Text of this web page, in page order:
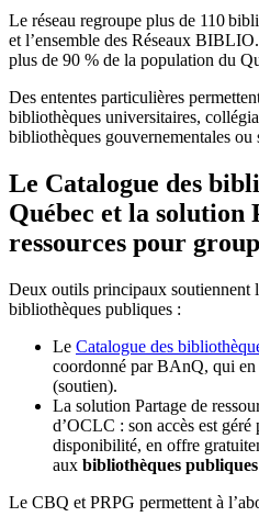
Le réseau regroupe plus de 110
et l’ensemble des Réseaux
plus de 90 % de la population du
Des ententes particulières
bibliothèques universitaires,
bibliothèques gouvernementales ou
Le Catalogue des
Québec et la solution
ressources pour
Deux outils principaux soutiennent
bibliothèques publiques :
Le Catalogue des
coordonné par BAnQ, qui en
(soutien).
La solution Partage de
d’OCLC : son accès est
disponibilité, en offre
aux bibliothèques
Le CBQ et PRPG permettent à